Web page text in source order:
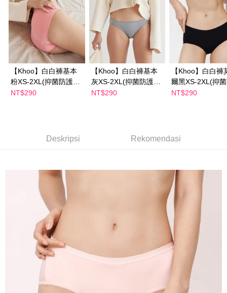
prapesanan atau produk yang mungkin mengambil masa yang lebih
lama untuk dihantar). Oleh itu, anda dikehendaki membuat pembayaran
kepada AFTEE dalam tempoh sama ada anda menerima pesanan.
Kedua, Sekatan Pembayaran
1. Jumlah yang diperakui untuk pengguna kali pertama boleh sehingga
NT$10,000. Amaun diperakui sebenar yang diluluskan akan berdasarkan
keputusan pensijilan dan semakan oleh AFTEE.
2. Amaun perbelanjaan minimum mestilah lebih besar daripada NT$20.
3. Pada masa ini hanya tersedia untuk ahli Taiwan.
pembeli, no. telefon, nama penerima, no. telefon, alamat penerima) untuk
(https://aftee.tw/privacypolicy/) untuk maklumat lanjut.
Jumlah yang diperakui untuk pengguna kali pertama yang lulus
kelulusan boleh sehingga NT$10,000. Jika pengguna tidak membuat
pembayaran dalam tempoh tersebut, yuran pembayaran lewat sebanyak
20% setahun akan dikenakan. Pengguna bawah umur dikehendaki
mendapatkan kebenaran daripada ibu bapa atau penjaga yang sah
untuk menggunakan AFTEE.
Sila hubungi NP Taiwan Inc. di cs_tw@netprotections.co.jp jika anda
mempunyai sebarang kebimbangan mengenai pemprosesan dan
penggunaan pada data peribadi. Jika anda tidak bersetuju dengan data
peribadi yang disenaraikan seperti di atas akan dikumpul dan digunakan
oleh AFTEE, sila jangan gunakan perkhidmatan ini.
7-11付款取貨
NT$100/pesanan | Penghantaran percuma untuk pesanan
NT$600 atau lebih
付款後7-11取貨
NT$100/pesanan | Penghantaran percuma untuk pesanan
NT$600 atau lebih
NT$1,500 atau lebih
【Khoo】白白褲基本
粉XS-2XL(抑菌防護異
味.護墊掰掰)
NT$290
【Khoo】白白褲基本
灰XS-2XL(抑菌防護異
味.護墊掰掰)
NT$290
【Khoo】白白褲
爾黑XS-2XL(抑
異味.護墊掰掰)
NT$290
Deskripsi Rekomendasi